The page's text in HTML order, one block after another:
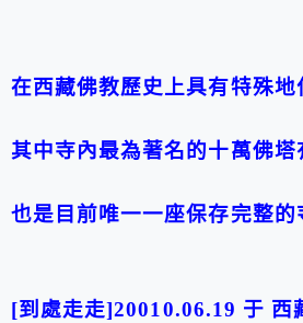
在西藏佛教歷史上具有特殊地
其中寺內最為著名的十萬佛
也是目前唯一一座保存完整的
[到處走走]20010.06.19 于 西